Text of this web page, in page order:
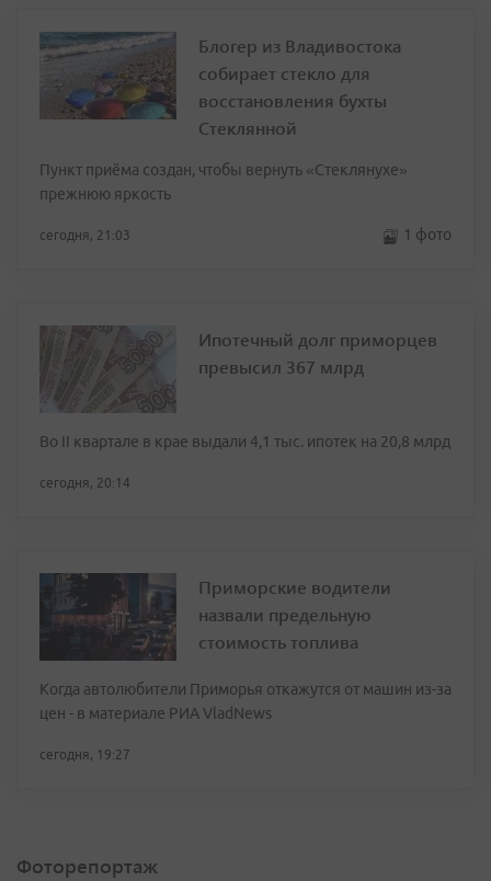
Блогер из Владивостока
собирает стекло для
восстановления бухты
Стеклянной
Пункт приёма создан, чтобы вернуть «Стеклянухе»
прежнюю яркость
сегодня, 21:03 1 фото
Ипотечный долг приморцев
превысил 367 млрд
Во II квартале в крае выдали 4,1 тыс. ипотек на 20,8 млрд
сегодня, 20:14
Приморские водители
назвали предельную
стоимость топлива
Когда автолюбители Приморья откажутся от машин из-за
цен - в материале РИА VladNews
сегодня, 19:27
Фоторепортаж